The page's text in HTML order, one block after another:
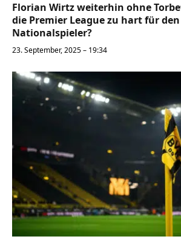
Florian Wirtz weiterhin ohne
die Premier League zu hart für
Nationalspieler?
23. September, 2025 – 19:34